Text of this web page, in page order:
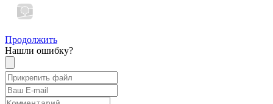
Продолжить
Нашли ошибку?